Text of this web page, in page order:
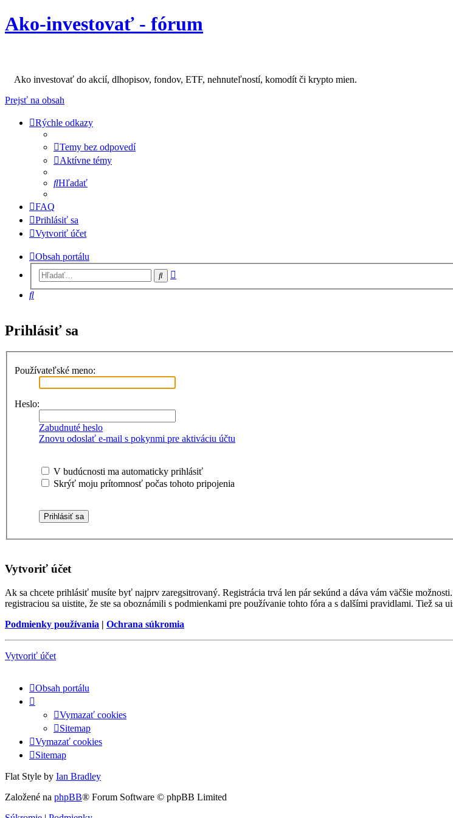
Ako-investovať - fórum
Ako investovať do akcií, dlhopisov, fondov, ETF, nehnuteľností, komodít či krypto mien.
Prejsť na obsah
Rýchle odkazy
Temy bez odpovedí
Aktívne témy
Hľadať
FAQ
Prihlásiť sa
Vytvoriť účet
Obsah portálu
Hľadať
Hľadať
Prihlásiť sa
Používateľské meno:
Heslo:
Zabudnuté heslo
Znovu odoslať e-mail s pokynmi pre aktiváciu účtu
V budúcnosti ma automaticky prihlásiť
Skrýť moju prítomnosť počas tohoto pripojenia
Vytvoriť účet
Ak sa chcete prihlásiť musíte byť najprv zaregsitrovaný. Registrácia trvá len pár sekúnd a dáva vám väčšie
registraciou sa uistite, že ste sa oboznámili s podmienkami pre používanie tohto fóra a s dalšími pravidlami. Tiež
Podmienky používania | Ochrana súkromia
Vytvoriť účet
Obsah portálu
Vymazať cookies
Sitemap
Vymazať cookies
Sitemap
Flat Style by Ian Bradley
Založené na phpBB® Forum Software © phpBB Limited